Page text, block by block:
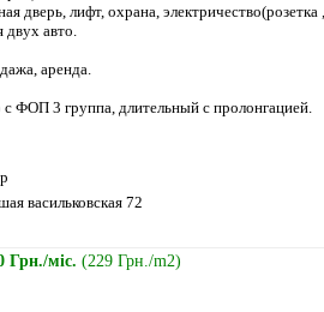
дверь, лифт, охрана,
двух авто.
аренда.
с ФОП 3 группа, длительный с пролонгацией.
васильковская 72
Грн./міс. (229 Грн./m2)